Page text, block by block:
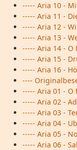
----- Aria 10 -
----- Aria 11 -
----- Aria 12 -
----- Aria 13 -
----- Aria 14 - O
----- Aria 15 -
----- Aria 16 -
----
----- Aria 01 - O
----- Aria 02 -
----- Aria 03 -
----- Aria 04 -
----- Aria 05 -
----- Aria 06 -